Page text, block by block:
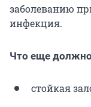
заболеванию
инфекция.
Что еще
стойкая